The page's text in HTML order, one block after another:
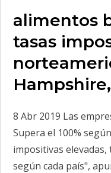
alimentos
tasas
8 Abr 2019 Las
Supera el 100%
impositivas
según cada país",